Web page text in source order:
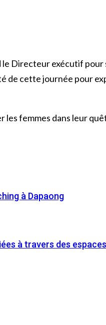
Directeur exécutif
de cette journée pour
femmes dans leur
à Dapaong
à travers des